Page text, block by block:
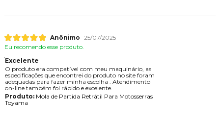
Anônimo 25/07/2025
Eu recomendo esse produto.
Excelente
O produto era compatível com meu maquinário, as
especificações que encontrei do produto no site foram
adequadas para fazer minha escolha . Atendimento
on-line também foi rápido e excelente.
Produto:Mola de Partida Retrátil Para Motosserras
Toyama